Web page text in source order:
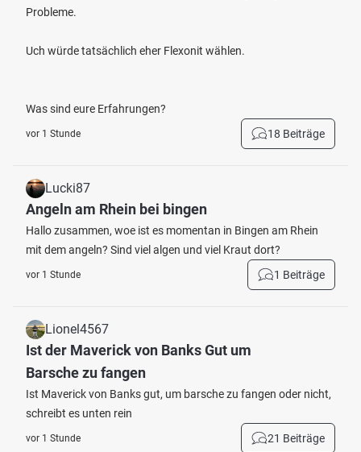
Probleme.
Uch würde tatsächlich eher Flexonit wählen.
Was sind eure Erfahrungen?
vor 1 Stunde 18 Beiträge
Lucki87
Angeln am Rhein bei bingen
Hallo zusammen, woe ist es momentan in Bingen am Rhein
mit dem angeln? Sind viel algen und viel Kraut dort?
vor 1 Stunde 1 Beiträge
Lionel4567
Ist der Maverick von Banks Gut um
Barsche zu fangen
Ist Maverick von Banks gut, um barsche zu fangen oder nicht,
schreibt es unten rein
vor 1 Stunde 21 Beiträge